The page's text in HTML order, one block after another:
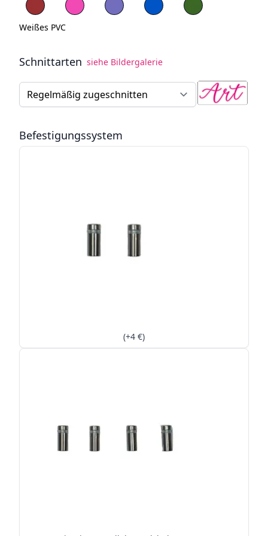
Weißes PVC
Schnittarten siehe Bildergalerie
Schneidenart von Lichtschildern
Befestigungssystem
(+4 €)